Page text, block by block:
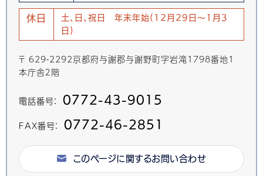
休日
土、日、祝日 年末年始(12月29日～1月3
日)
〒 629-2292京都府与謝郡与謝野町字岩滝1798番地1
本庁舎２階
電話番号： 0772-43-9015
FAX番号： 0772-46-2851
このページに関するお問い合わせ